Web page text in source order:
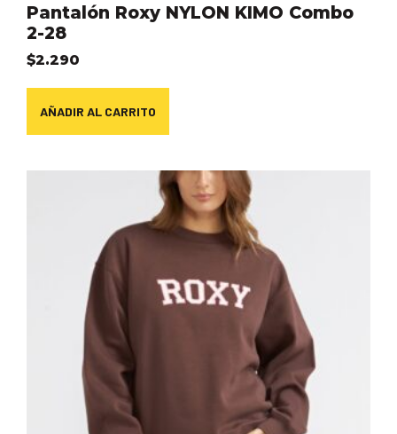
Pantalón Roxy NYLON KIMO Combo
2-28
$2.290
AÑADIR AL CARRITO